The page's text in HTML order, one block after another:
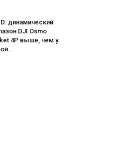
динамический
DJI Osmo
4P выше, чем у